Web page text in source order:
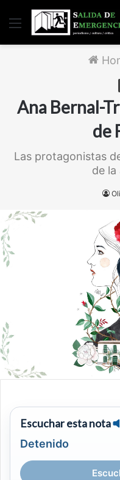
Menu
Ana Bernal-
de
Las protagonistas
de la
Escuchar esta nota
Detenido